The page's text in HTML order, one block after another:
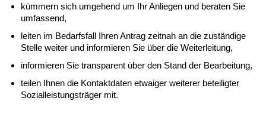
kümmern sich umgehend um Ihr Anliegen und beraten Sie
umfassend,
leiten im Bedarfsfall Ihren Antrag zeitnah an die zuständige
Stelle weiter und informieren Sie über die Weiterleitung,
informieren Sie transparent über den Stand der Bearbeitung,
teilen Ihnen die Kontaktdaten etwaiger weiterer beteiligter
Sozialleistungsträger mit.